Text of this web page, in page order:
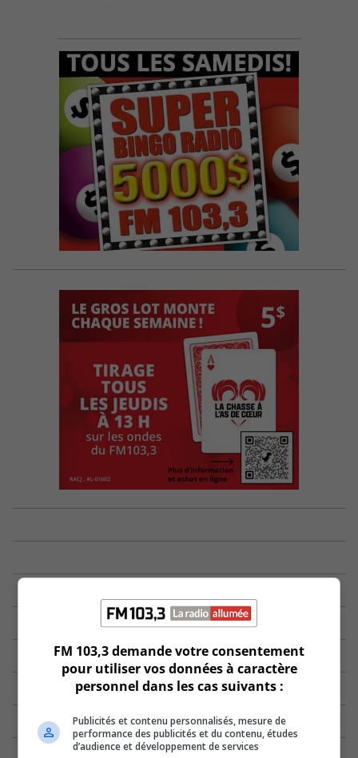
FM 103,3 demande votre consentement
pour utiliser vos données à caractère
personnel dans les cas suivants :
Publicités et contenu personnalisés, mesure de
performance des publicités et du contenu, études
d’audience et développement de services